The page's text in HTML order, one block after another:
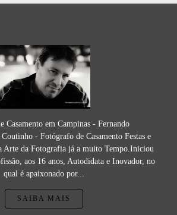
Casamento em Campinas - Fernando
- Fotógrafo de Casamento Festas e
Arte da Fotografia já a muito Tempo.Iniciou
aos 16 anos, Autodidata e Inovador, no
qual é apaixonado por...
SAIBA MAIS